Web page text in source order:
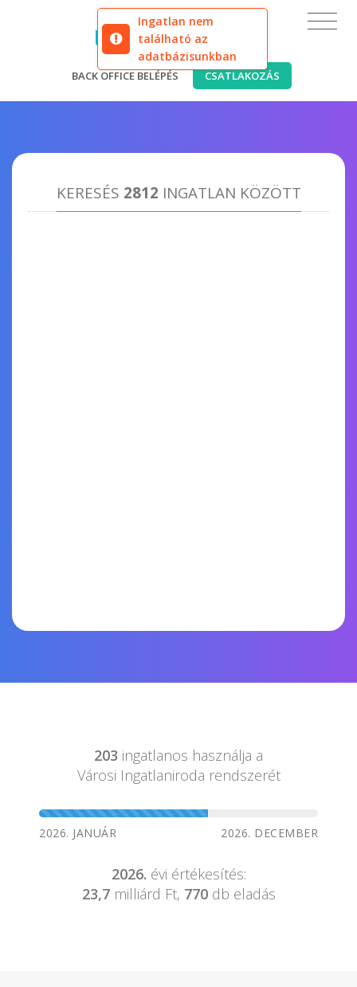
Ingatlan nem
található az
adatbázisunkban
BACK OFFICE BELÉPÉS CSATLAKOZÁS
KERESÉS 2812 INGATLAN KÖZÖTT
203 ingatlanos használja a
Városi Ingatlaniroda rendszerét
2026. JANUÁR 2026. DECEMBER
2026. évi értékesítés:
23,7milliárd Ft, 770db eladás